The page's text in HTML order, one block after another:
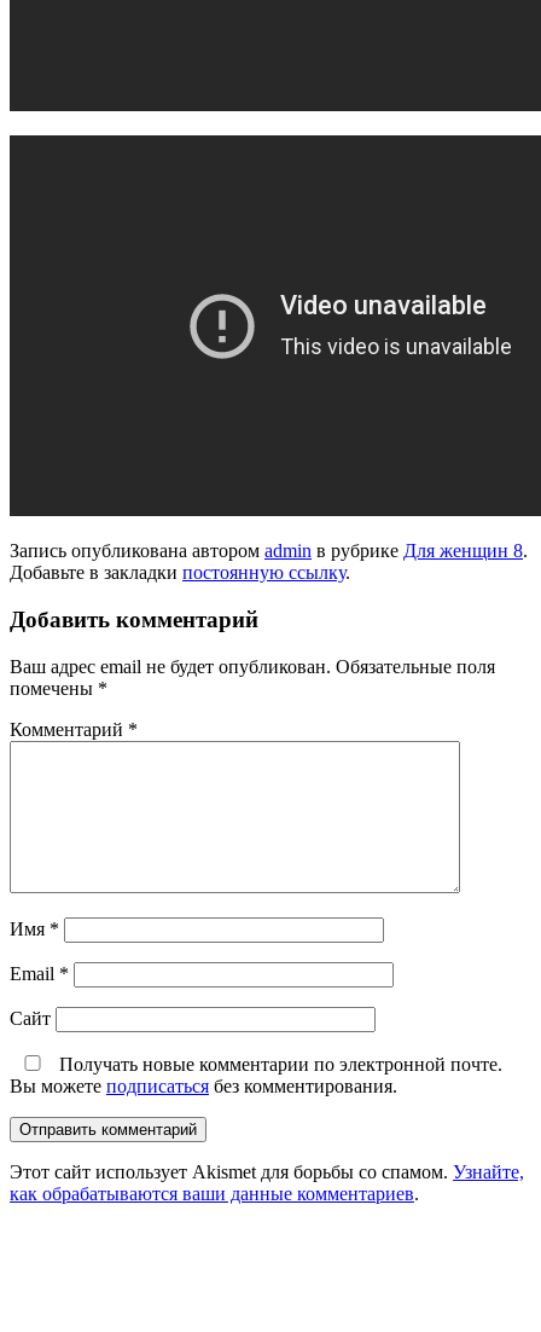
Запись опубликована автором admin в рубрике Для женщин 8.
Добавьте в закладки постоянную ссылку.
Добавить комментарий
Ваш адрес email не будет опубликован. Обязательные поля
помечены *
Комментарий *
Имя *
Email *
Сайт
Получать новые комментарии по электронной почте.
Вы можете подписаться без комментирования.
Этот сайт использует Akismet для борьбы со спамом. Узнайте,
как обрабатываются ваши данные комментариев.